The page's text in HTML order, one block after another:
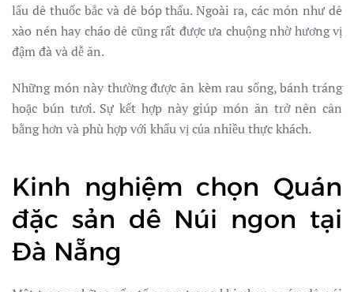
lẩu dê thuốc bắc và dê bóp thấu. Ngoài ra, các món như dê
xào nén hay cháo dê cũng rất được ưa chuộng nhờ hương vị
đậm đà và dễ ăn.
Những món này thường được ăn kèm rau sống, bánh tráng
hoặc bún tươi. Sự kết hợp này giúp món ăn trở nên cân
bằng hơn và phù hợp với khẩu vị của nhiều thực khách.
Kinh nghiệm chọn Quán
đặc sản dê Núi ngon tại
Đà Nẵng